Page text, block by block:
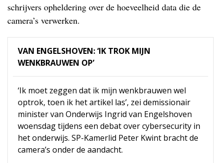
schrijvers opheldering over de hoeveelheid data die de
camera’s verwerken.
VAN ENGELSHOVEN: ‘IK TROK MIJN
WENKBRAUWEN OP’
‘Ik moet zeggen dat ik mijn wenkbrauwen wel
optrok, toen ik het artikel las’, zei demissionair
minister van Onderwijs Ingrid van Engelshoven
woensdag tijdens een debat over cybersecurity in
het onderwijs. SP-Kamerlid Peter Kwint bracht de
camera’s onder de aandacht.